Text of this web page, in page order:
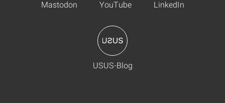
Mastodon YouTube LinkedIn
USUS-Blog